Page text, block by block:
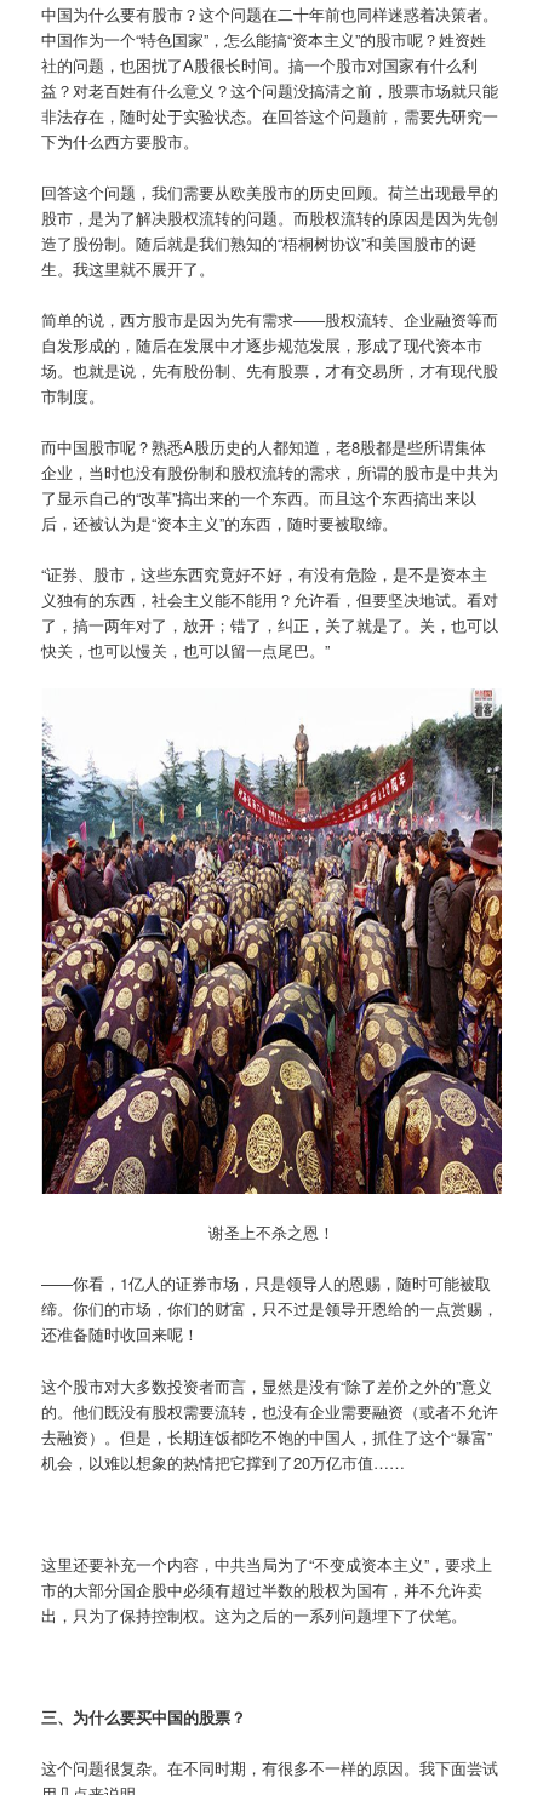
中国为什么要有股市？这个问题在二十年前也同样迷惑着决策者。
中国作为一个“特色国家”，怎么能搞“资本主义”的股市呢？姓资姓
社的问题，也困扰了A股很长时间。搞一个股市对国家有什么利
益？对老百姓有什么意义？这个问题没搞清之前，股票市场就只能
非法存在，随时处于实验状态。在回答这个问题前，需要先研究一
下为什么西方要股市。
回答这个问题，我们需要从欧美股市的历史回顾。荷兰出现最早的
股市，是为了解决股权流转的问题。而股权流转的原因是因为先创
造了股份制。随后就是我们熟知的“梧桐树协议”和美国股市的诞
生。我这里就不展开了。
简单的说，西方股市是因为先有需求——股权流转、企业融资等而
自发形成的，随后在发展中才逐步规范发展，形成了现代资本市
场。也就是说，先有股份制、先有股票，才有交易所，才有现代股
市制度。
而中国股市呢？熟悉A股历史的人都知道，老8股都是些所谓集体
企业，当时也没有股份制和股权流转的需求，所谓的股市是中共为
了显示自己的“改革”搞出来的一个东西。而且这个东西搞出来以
后，还被认为是“资本主义”的东西，随时要被取缔。
“证券、股市，这些东西究竟好不好，有没有危险，是不是资本主
义独有的东西，社会主义能不能用？允许看，但要坚决地试。看对
了，搞一两年对了，放开；错了，纠正，关了就是了。关，也可以
快关，也可以慢关，也可以留一点尾巴。”
谢圣上不杀之恩！
——你看，1亿人的证券市场，只是领导人的恩赐，随时可能被取
缔。你们的市场，你们的财富，只不过是领导开恩给的一点赏赐，
还准备随时收回来呢！
这个股市对大多数投资者而言，显然是没有“除了差价之外的”意义
的。他们既没有股权需要流转，也没有企业需要融资（或者不允许
去融资）。但是，长期连饭都吃不饱的中国人，抓住了这个“暴富”
机会，以难以想象的热情把它撑到了20万亿市值……
这里还要补充一个内容，中共当局为了“不变成资本主义”，要求上
市的大部分国企股中必须有超过半数的股权为国有，并不允许卖
出，只为了保持控制权。这为之后的一系列问题埋下了伏笔。
三、为什么要买中国的股票？
这个问题很复杂。在不同时期，有很多不一样的原因。我下面尝试